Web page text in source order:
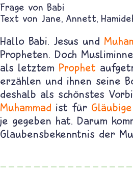
Babi
Text von Jane Annett
Hallo Babi. Jesus und
Propheten. Doch
als letztem Prophet
erzählen und ihnen seine
deshalb als schönstes
Muhammad ist für
je gegeben hat. Darum
Glaubensbekenntnis der